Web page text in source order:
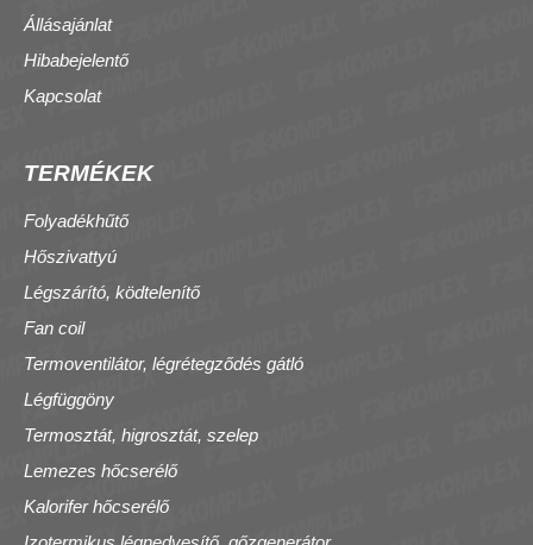
Állásajánlat
Hibabejelentő
Kapcsolat
TERMÉKEK
Folyadékhűtő
Hőszivattyú
Légszárító, ködtelenítő
Fan coil
Termoventilátor, légrétegződés gátló
Légfüggöny
Termosztát, higrosztát, szelep
Lemezes hőcserélő
Kalorifer hőcserélő